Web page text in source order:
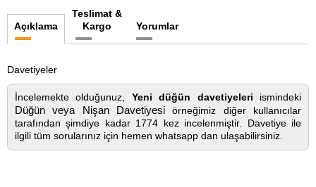
Açıklama
Teslimat &
Kargo
Yorumlar
Davetiyeler
İncelemekte olduğunuz, Yeni düğün davetiyeleri ismindeki
Düğün veya Nişan Davetiyesi örneğimiz diğer kullanıcılar
tarafından şimdiye kadar 1774 kez incelenmiştir. Davetiye ile
ilgili tüm sorularınız için hemen whatsapp dan ulaşabilirsiniz.